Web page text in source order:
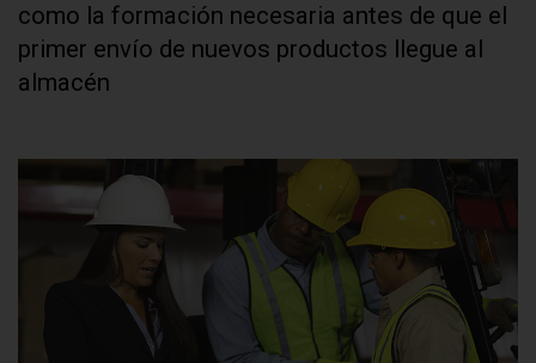
como la formación necesaria antes de que el
primer envío de nuevos productos llegue al
almacén